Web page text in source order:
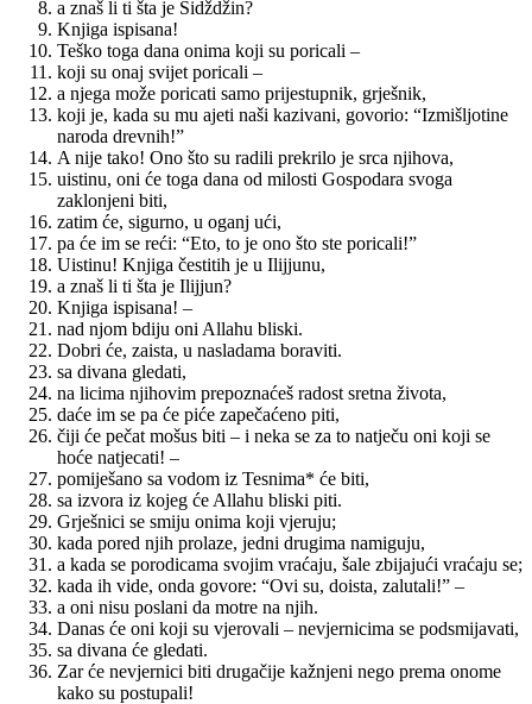
a znaš li ti šta je Sidždžin?
Knjiga ispisana!
Teško toga dana onima koji su poricali –
koji su onaj svijet poricali –
a njega može poricati samo prijestupnik, grješnik,
koji je, kada su mu ajeti naši kazivani, govorio: “Izmišljotine
naroda drevnih!”
A nije tako! Ono što su radili prekrilo je srca njihova,
uistinu, oni će toga dana od milosti Gospodara svoga
zaklonjeni biti,
zatim će, sigurno, u oganj ući,
pa će im se reći: “Eto, to je ono što ste poricali!”
Uistinu! Knjiga čestitih je u Ilijjunu,
a znaš li ti šta je Ilijjun?
Knjiga ispisana! –
nad njom bdiju oni Allahu bliski.
Dobri će, zaista, u nasladama boraviti.
sa divana gledati,
na licima njihovim prepoznaćeš radost sretna života,
daće im se pa će piće zapečaćeno piti,
čiji će pečat mošus biti – i neka se za to natječu oni koji se
hoće natjecati! –
pomiješano sa vodom iz Tesnima* će biti,
sa izvora iz kojeg će Allahu bliski piti.
Grješnici se smiju onima koji vjeruju;
kada pored njih prolaze, jedni drugima namiguju,
a kada se porodicama svojim vraćaju, šale zbijajući vraćaju se;
kada ih vide, onda govore: “Ovi su, doista, zalutali!” –
a oni nisu poslani da motre na njih.
Danas će oni koji su vjerovali – nevjernicima se podsmijavati,
sa divana će gledati.
Zar će nevjernici biti drugačije kažnjeni nego prema onome
kako su postupali!